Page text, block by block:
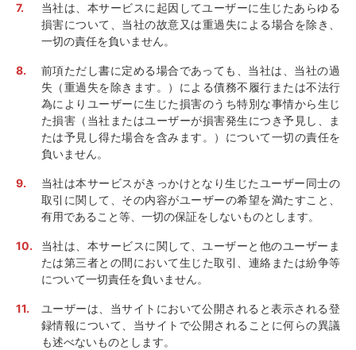
当社は、本サービスに起因してユーザーに生じたあらゆる
損害について、当社の故意又は重過失による場合を除き、
一切の責任を負いません。
前項ただし書に定める場合であっても、当社は、当社の過
失（重過失を除きます。）による債務不履行または不法行
為によりユーザーに生じた損害のうち特別な事情から生じ
た損害（当社またはユーザーが損害発生につき予見し、ま
たは予見し得た場合を含みます。）について一切の責任を
負いません。
当社は本サービスがきっかけとなり生じたユーザー同士の
取引に関して、その内容がユーザーの希望を満たすこと、
有用であること等、一切の保証をしないものとします。
当社は、本サービスに関して、ユーザーと他のユーザーま
たは第三者との間において生じた取引、連絡または紛争等
について一切責任を負いません。
ユーザーは、当サイトにおいて公開されると表示される登
録情報について、当サイトで公開されることに何らの異議
も述べないものとします。